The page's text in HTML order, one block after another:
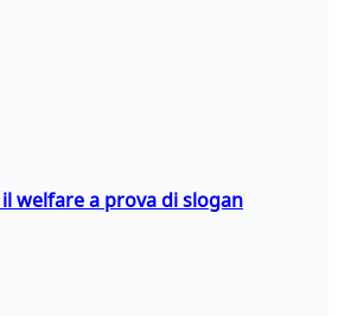
welfare a prova di slogan